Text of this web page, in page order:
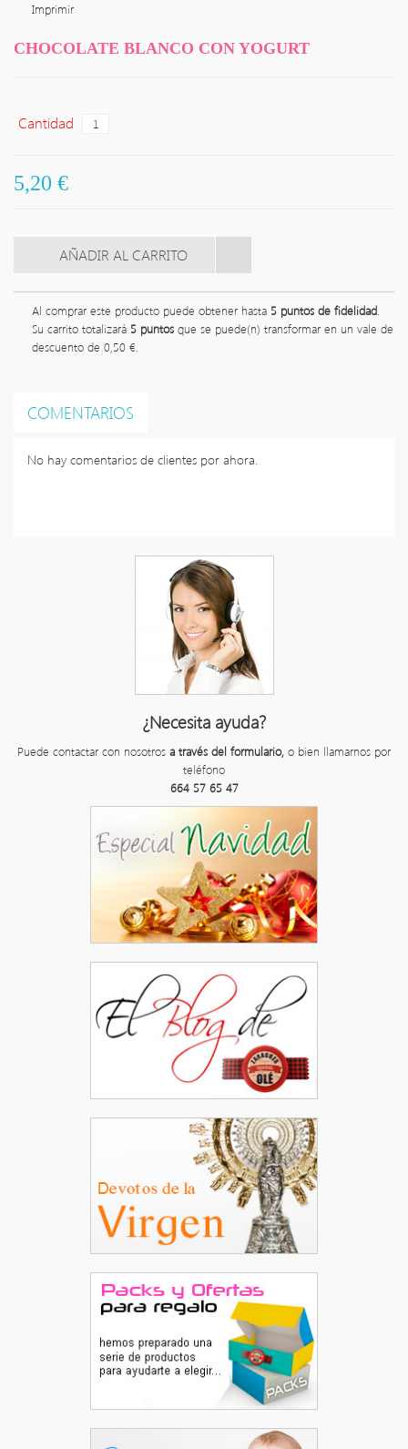
Imprimir
CHOCOLATE BLANCO CON YOGURT
Cantidad
5,20 €
Al comprar este producto puede obtener hasta 5 puntos de fidelidad
Su carrito totalizará 5 puntos que se puede(n) transformar en un vale de
descuento de 0,50 €
COMENTARIOS
No hay comentarios de clientes por ahora.
¿Necesita ayuda?
Puede contactar con nosotros a través del formulario, o bien llamarnos por
teléfono
664 57 65 47